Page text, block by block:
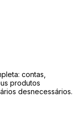
contas,
produtos
desnecessários.